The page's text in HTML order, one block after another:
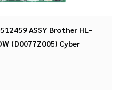
ASSY Brother HL-
(D0077Z005) Cyber